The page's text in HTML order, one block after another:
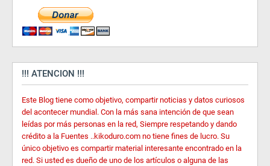
!!! ATENCION !!!
Este Blog tiene como objetivo, compartir noticias y datos curiosos
del acontecer mundial. Con la más sana intención de que sean
leídas por más personas en la red, Siempre respetando y dando
crédito a la Fuentes ..kikoduro.com no tiene fines de lucro. Su
único objetivo es compartir material interesante encontrado en la
red. Si usted es dueño de uno de los artículos o alguna de las